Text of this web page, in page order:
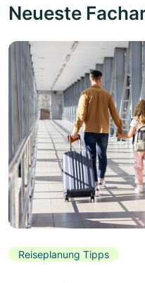
Neueste
Reiseplanung Tipps